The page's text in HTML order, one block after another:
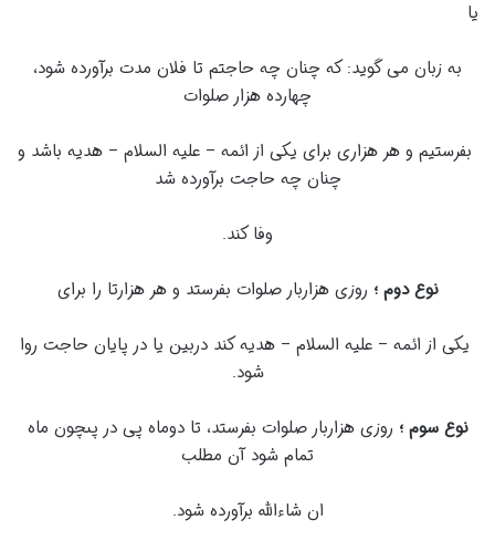
یا
به زبان مى گوید: که چنان چه حاجتم تا فلان مدت برآورده شود،
چهارده هزار صلوات
بفرستیم و هر هزارى براى یکى از ائمه – علیه السلام – هدیه باشد و
چنان چه حاجت برآورده شد
وفا کند.
نوع دوم ؛ روزى هزاربار صلوات بفرستد و هر هزارتا را براى
یکى از ائمه – علیه السلام – هدیه کند دربین یا در پایان حاجت روا
شود.
نوع سوم ؛ روزى هزاربار صلوات بفرستد، تا دوماه پى در پىچون ماه
تمام شود آن مطلب
ان شاءالله برآورده شود.